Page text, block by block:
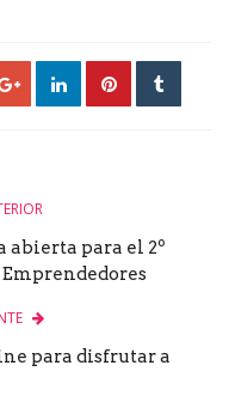
abierta para el 2º
para disfrutar a